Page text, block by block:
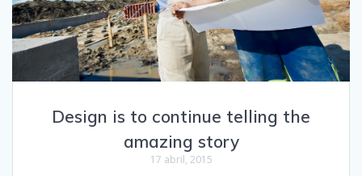
Design is to continue telling the
amazing story
17 abril, 2015